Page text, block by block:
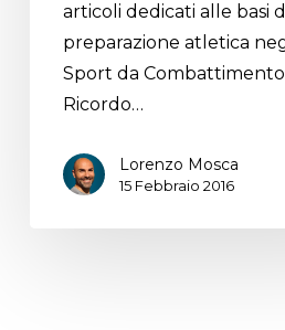
articoli dedicati alle basi
preparazione atletica
Sport da
Ricordo…
Lorenzo Mosca
15 Febbraio 2016